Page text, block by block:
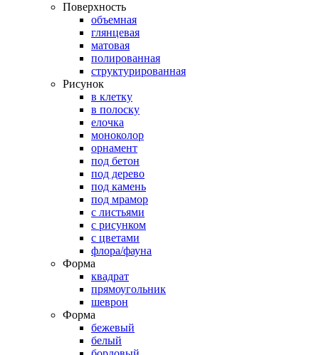
Поверхность
объемная
глянцевая
матовая
полированная
структурированная
Рисунок
в клетку
в полоску
елочка
моноколор
орнамент
под бетон
под дерево
под камень
под мрамор
с листьями
с рисунком
с цветами
флора/фауна
Форма
квадрат
прямоугольник
шеврон
Форма
бежевый
белый